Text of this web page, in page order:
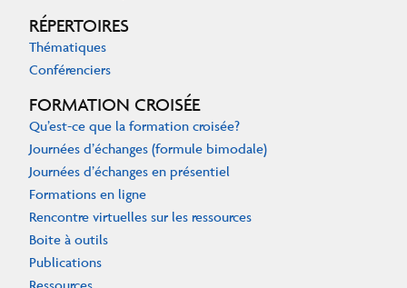
RÉPERTOIRES
Thématiques
Conférenciers
FORMATION CROISÉE
Qu’est-ce que la formation croisée?
Journées d’échanges (formule bimodale)
Journées d’échanges en présentiel
Formations en ligne
Rencontre virtuelles sur les ressources
Boite à outils
Publications
Ressources